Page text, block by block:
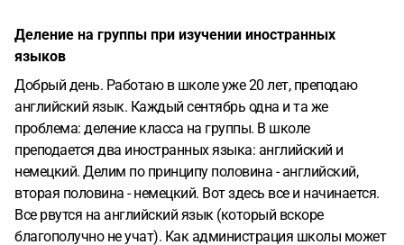
Деление на группы при изучении иностранных
языков
Добрый день. Работаю в школе уже 20 лет, преподаю
английский язык. Каждый сентябрь одна и та же
проблема: деление класса на группы. В школе
преподается два иностранных языка: английский и
немецкий. Делим по принципу половина - английский,
вторая половина - немецкий. Вот здесь все и начинается.
Все рвутся на английский язык (который вскоре
благополучно не учат). Как администрация школы может